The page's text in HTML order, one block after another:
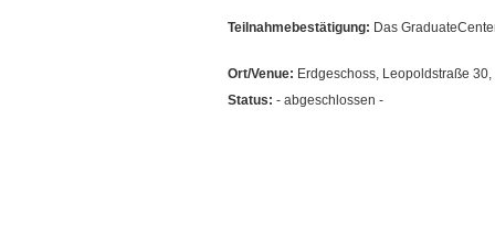
Teilnahmebestätigung: Das
Ort/Venue: Erdgeschoss, Leopoldstraße
Status: - abgeschlossen -